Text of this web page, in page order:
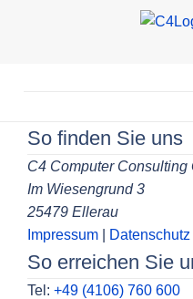
So finden Sie uns
C4 Computer Consulting
Im Wiesengrund 3
25479 Ellerau
Impressum
Datenschutz
So erreichen Sie
Tel: +49 (4106) 760 600